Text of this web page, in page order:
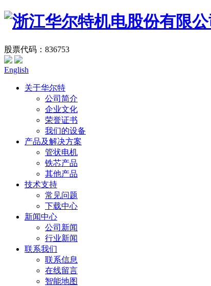
股票代码：836753
English
关于华尔特
公司简介
企业文化
荣誉证书
我们的设备
产品及解决方案
管状电机
铁芯产品
其他产品
技术支持
常见问题
下载中心
新闻中心
公司新闻
行业新闻
联系我们
联系信息
在线留言
智能地图